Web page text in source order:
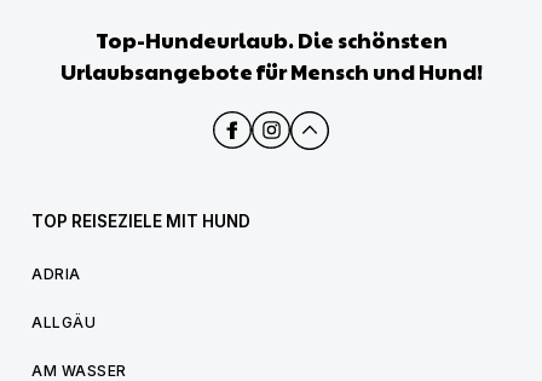
Top-Hundeurlaub. Die schönsten
Urlaubsangebote für Mensch und Hund!
TOP REISEZIELE MIT HUND
ADRIA
ALLGÄU
AM WASSER